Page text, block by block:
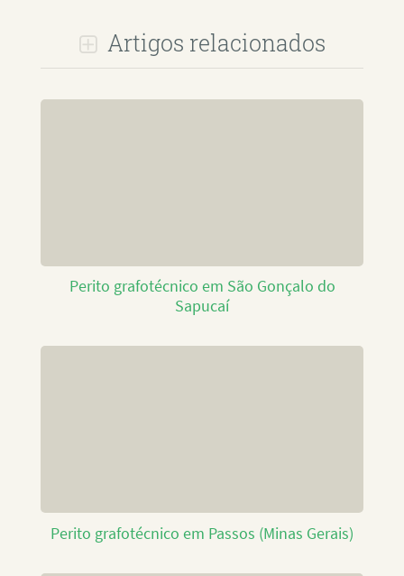
Artigos relacionados
Perito grafotécnico em São Gonçalo do
Sapucaí
Perito grafotécnico em Passos (Minas Gerais)